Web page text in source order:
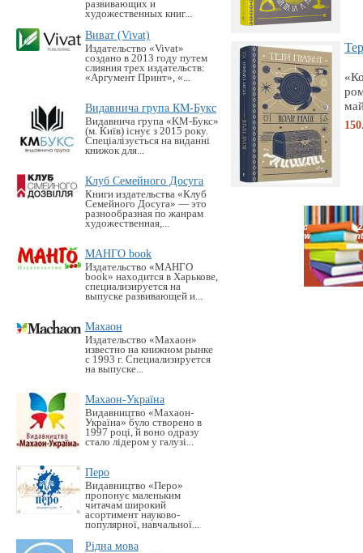
развивающих и
художественных книг...
Виват (Vivat)
Издательство «Vivat»
создано в 2013 году путем
слияния трех издательств:
«Аргумент Принт», «...
Видавнича група КМ-Букс
Видавнича група «KM-Букс»
(м. Київ) існує з 2015 року.
Спеціалізується на виданні
книжок для...
Клуб Семейного Досуга
Книги издательства «Клуб
Семейного Досуга» — это
разнообразная по жанрам
художественная,...
МАНГО book
Издательство «MАНГО
book» находится в Харькове,
специализируется на
выпуске развивающей и...
Махаон
Издательство «Махаон»
известно на книжном рынке
с 1993 г. Специализируется
на выпуске...
Махаон-Україна
Видавництво «Махаон-
Україна» було створено в
1997 році, й воно одразу
стало лідером у галузі...
Перо
Видавництво «Перо»
пропонує маленьким
читачам широкий
асортимент науково-
популярної, навчальної...
Рідна мова